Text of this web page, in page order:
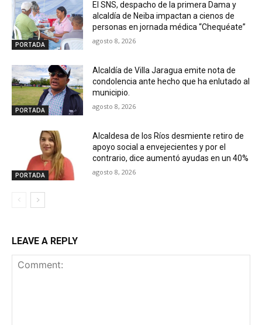
PORTADA
El SNS, despacho de la primera Dama y
alcaldía de Neiba impactan a cienos de
personas en jornada médica “Chequéate”
agosto 8, 2026
PORTADA
Alcaldía de Villa Jaragua emite nota de
condolencia ante hecho que ha enlutado al
municipio.
agosto 8, 2026
PORTADA
Alcaldesa de los Ríos desmiente retiro de
apoyo social a envejecientes y por el
contrario, dice aumentó ayudas en un 40%
agosto 8, 2026
LEAVE A REPLY